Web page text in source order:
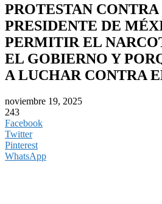
PROTESTAN
PRESIDENTE DE
PERMITIR EL
EL GOBIERNO Y
A LUCHAR CONTRA
noviembre 19, 2025
243
Facebook
Twitter
Pinterest
WhatsApp